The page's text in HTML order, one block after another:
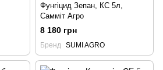
Фунгіцид Зепан, КС 5л,
Самміт Агро
8 180 грн
Бренд SUMI AGRO